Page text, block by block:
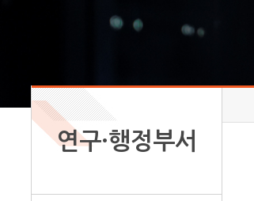
연구·행정부서